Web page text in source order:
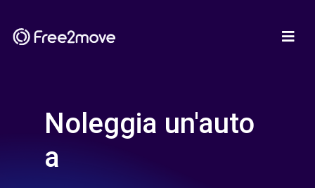
Noleggia un'auto
a